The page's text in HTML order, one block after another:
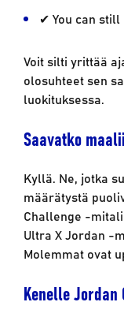
✔ You can
Voit silti yrittää
olosuhteet sen
luokituksessa.
Saavatko
Kyllä. Ne, jotka
määrätystä
Challenge -
Ultra X Jordan -
Molemmat ovat
Kenelle